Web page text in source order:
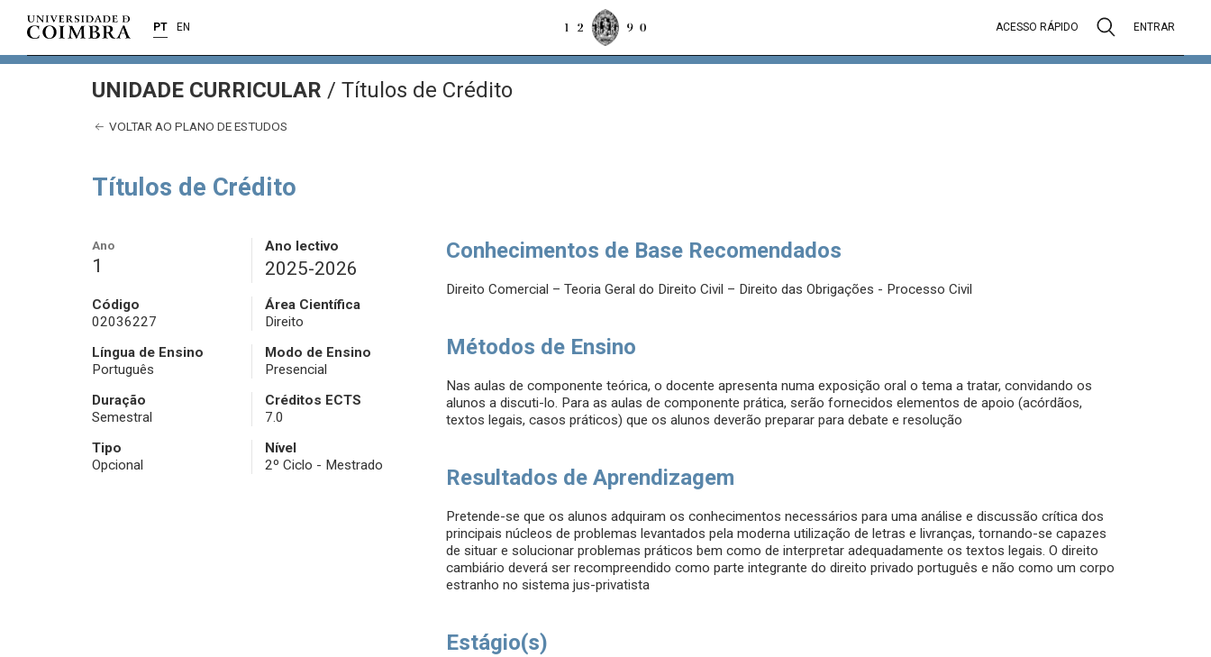
PT EN ACESSO RÁPIDO ENTRAR
UNIDADE CURRICULAR / Títulos de Crédito
VOLTAR AO PLANO DE ESTUDOS
Títulos de Crédito
Ano
1
Ano lectivo
2025-2026
Código
02036227
Área Científica
Direito
Língua de Ensino
Português
Modo de Ensino
Presencial
Duração
Semestral
Créditos ECTS
7.0
Tipo
Opcional
Nível
2º Ciclo - Mestrado
Conhecimentos de Base Recomendados
Direito Comercial – Teoria Geral do Direito Civil – Direito das Obrigações - Processo Civil
Métodos de Ensino
Nas aulas de componente teórica, o docente apresenta numa exposição oral o tema a tratar, convidando os
alunos a discuti-lo. Para as aulas de componente prática, serão fornecidos elementos de apoio (acórdãos,
textos legais, casos práticos) que os alunos deverão preparar para debate e resolução
Resultados de Aprendizagem
Pretende-se que os alunos adquiram os conhecimentos necessários para uma análise e discussão crítica dos
principais núcleos de problemas levantados pela moderna utilização de letras e livranças, tornando-se capazes
de situar e solucionar problemas práticos bem como de interpretar adequadamente os textos legais. O direito
cambiário deverá ser recompreendido como parte integrante do direito privado português e não como um corpo
estranho no sistema jus-privatista
Estágio(s)